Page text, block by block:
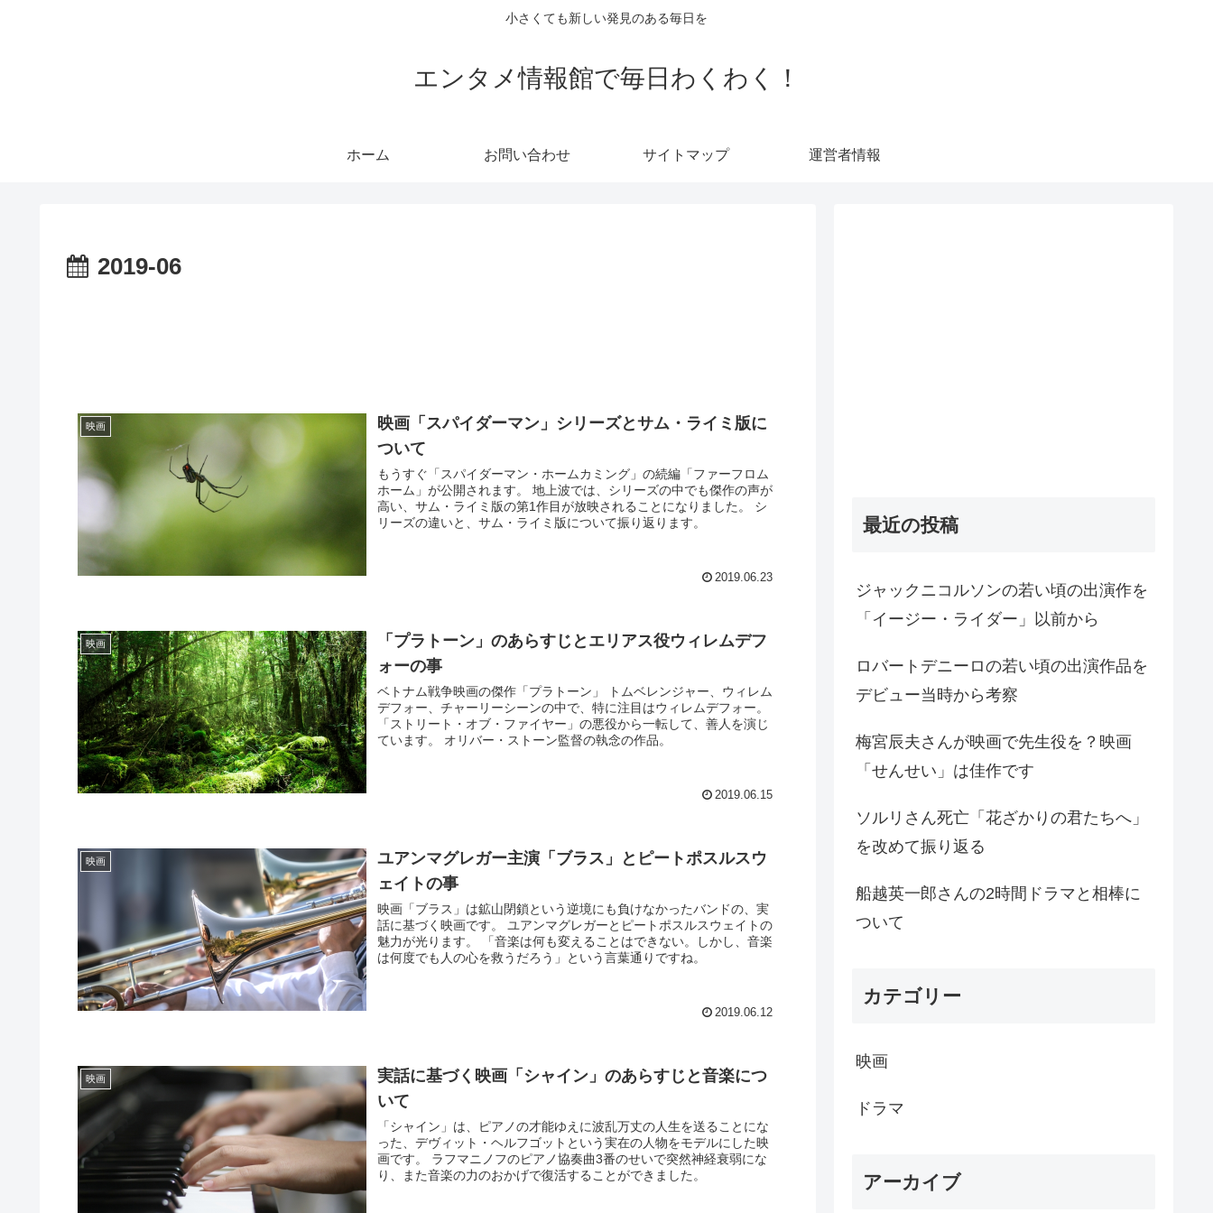
小さくても新しい発見のある毎日を
エンタメ情報館で毎日わくわく！
ホーム お問い合わせ サイトマップ 運営者情報
2019-06
映画
映画「スパイダーマン」シリーズとサム・ライミ版に
ついて
もうすぐ「スパイダーマン・ホームカミング」の続編「ファーフロム
ホーム」が公開されます。 地上波では、シリーズの中でも傑作の声が
高い、サム・ライミ版の第1作目が放映されることになりました。 シ
リーズの違いと、サム・ライミ版について振り返ります。
2019.06.23
映画
「プラトーン」のあらすじとエリアス役ウィレムデフ
ォーの事
ベトナム戦争映画の傑作「プラトーン」 トムベレンジャー、ウィレム
デフォー、チャーリーシーンの中で、特に注目はウィレムデフォー。
「ストリート・オブ・ファイヤー」の悪役から一転して、善人を演じ
ています。 オリバー・ストーン監督の執念の作品。
2019.06.15
映画
ユアンマグレガー主演「ブラス」とピートポスルスウ
ェイトの事
映画「ブラス」は鉱山閉鎖という逆境にも負けなかったバンドの、実
話に基づく映画です。 ユアンマグレガーとピートポスルスウェイトの
魅力が光ります。 「音楽は何も変えることはできない。しかし、音楽
は何度でも人の心を救うだろう」という言葉通りですね。
2019.06.12
映画
実話に基づく映画「シャイン」のあらすじと音楽につ
いて
「シャイン」は、ピアノの才能ゆえに波乱万丈の人生を送ることにな
った、デヴィット・ヘルフゴットという実在の人物をモデルにした映
画です。 ラフマニノフのピアノ協奏曲3番のせいで突然神経衰弱にな
り、また音楽の力のおかげで復活することができました。
最近の投稿
ジャックニコルソンの若い頃の出演作を
「イージー・ライダー」以前から
ロバートデニーロの若い頃の出演作品を
デビュー当時から考察
梅宮辰夫さんが映画で先生役を？映画
「せんせい」は佳作です
ソルリさん死亡「花ざかりの君たちへ」
を改めて振り返る
船越英一郎さんの2時間ドラマと相棒に
ついて
カテゴリー
映画
ドラマ
アーカイブ